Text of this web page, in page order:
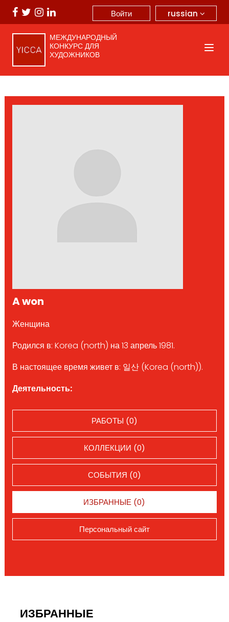
russian
Войти
МЕЖДУНАРОДНЫЙ
КОНКУРС ДЛЯ
ХУДОЖНИКОВ
A won
Женщина
Родился в: Korea (north) на 13 апрель 1981.
В настоящее время живет в: 일산 (Korea (north)).
Деятельность:
РАБОТЫ (0)
КОЛЛЕКЦИИ (0)
СОБЫТИЯ (0)
ИЗБРАННЫЕ (0)
Персональный сайт
ИЗБРАННЫЕ